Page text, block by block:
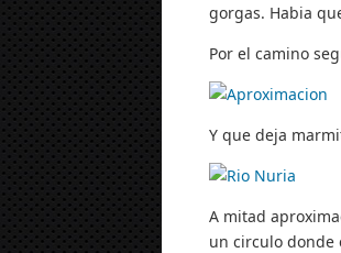
gorgas. Habia
Por el camino
Y que deja
A mitad
un circulo donde